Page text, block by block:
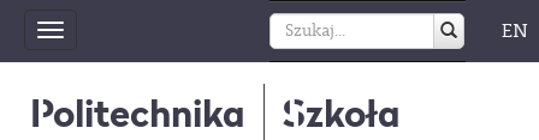
Toggle
navigation
EN
Politechnika
Szkoła